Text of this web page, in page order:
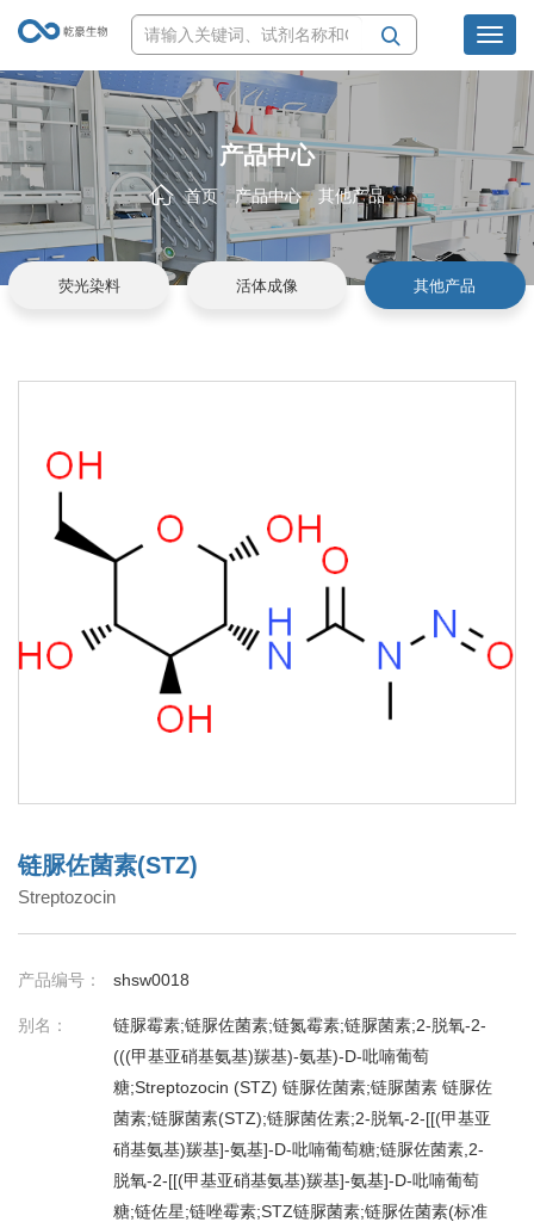
产品中心
首页 产品中心 其他产品
荧光染料 活体成像 其他产品
链脲佐菌素(STZ)
Streptozocin
产品编号： shsw0018
别名：
链脲霉素;链脲佐菌素;链氮霉素;链脲菌素;2-脱氧-2-
(((甲基亚硝基氨基)羰基)-氨基)-D-吡喃葡萄
糖;Streptozocin (STZ) 链脲佐菌素;链脲菌素 链脲佐
菌素;链脲菌素(STZ);链脲菌佐素;2-脱氧-2-[[(甲基亚
硝基氨基)羰基]-氨基]-D-吡喃葡萄糖;链脲佐菌素,2-
脱氧-2-[[(甲基亚硝基氨基)羰基]-氨基]-D-吡喃葡萄
糖;链佐星;链唑霉素;STZ链脲菌素;链脲佐菌素(标准